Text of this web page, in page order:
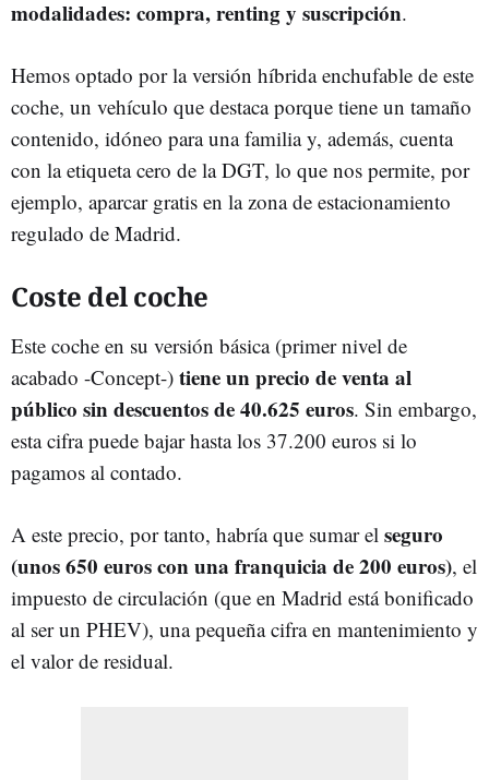
modalidades: compra, renting y suscripción.
Hemos optado por la versión híbrida enchufable de este
coche, un vehículo que destaca porque tiene un tamaño
contenido, idóneo para una familia y, además, cuenta
con la etiqueta cero de la DGT, lo que nos permite, por
ejemplo, aparcar gratis en la zona de estacionamiento
regulado de Madrid.
Coste del coche
Este coche en su versión básica (primer nivel de
acabado -Concept-) tiene un precio de venta al
público sin descuentos de 40.625 euros. Sin embargo,
esta cifra puede bajar hasta los 37.200 euros si lo
pagamos al contado.
A este precio, por tanto, habría que sumar el seguro
(unos 650 euros con una franquicia de 200 euros), el
impuesto de circulación (que en Madrid está bonificado
al ser un PHEV), una pequeña cifra en mantenimiento y
el valor de residual.